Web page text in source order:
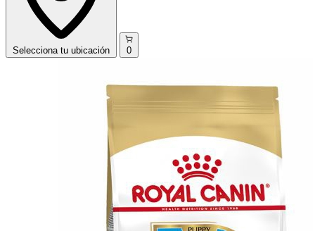
Selecciona tu ubicación 0